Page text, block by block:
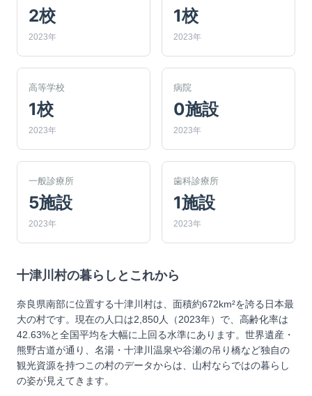
2校
2023年
1校
2023年
高等学校
1校
2023年
病院
0施設
2023年
一般診療所
5施設
2023年
歯科診療所
1施設
2023年
十津川村の暮らしとこれから
奈良県南部に位置する十津川村は、面積約672km²を誇る日本最
大の村です。現在の人口は2,850人（2023年）で、高齢化率は
42.63%と全国平均を大幅に上回る水準にあります。世界遺産・
熊野古道が通り、名湯・十津川温泉や谷瀬の吊り橋など独自の
観光資源を持つこの村のデータからは、山村ならではの暮らし
の姿が見えてきます。